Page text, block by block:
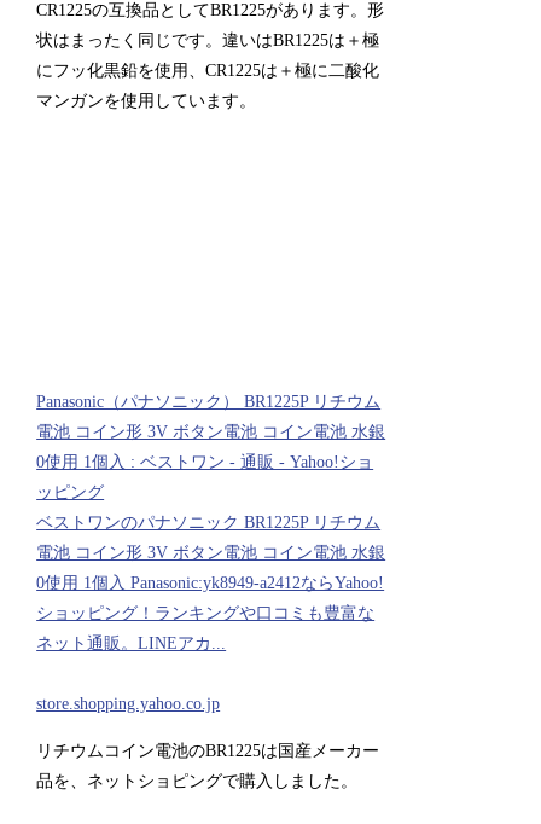
CR1225の互換品としてBR1225があります。形
状はまったく同じです。違いはBR1225は＋極
にフッ化黒鉛を使用、CR1225は＋極に二酸化
マンガンを使用しています。
Panasonic（パナソニック） BR1225P リチウム
電池 コイン形 3V ボタン電池 コイン電池 水銀
0使用 1個入 : ベストワン - 通販 - Yahoo!ショ
ッピング
ベストワンのパナソニック BR1225P リチウム
電池 コイン形 3V ボタン電池 コイン電池 水銀
0使用 1個入 Panasonic:yk8949-a2412ならYahoo!
ショッピング！ランキングや口コミも豊富な
ネット通販。LINEアカ...
store.shopping.yahoo.co.jp
リチウムコイン電池のBR1225は国産メーカー
品を、ネットショピングで購入しました。